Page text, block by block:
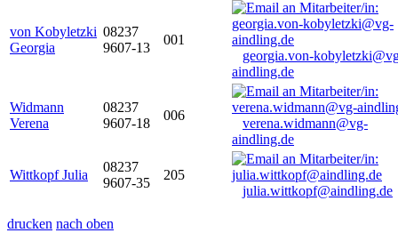
von Kobyletzki
Georgia
08237
9607-13
001
georgia.von-
aindling.de
Widmann
Verena
08237
9607-18
006
verena.widmann@vg-
aindling.de
Wittkopf Julia
08237
9607-35
205
julia.wittkopf@aindling.de
drucken nach oben